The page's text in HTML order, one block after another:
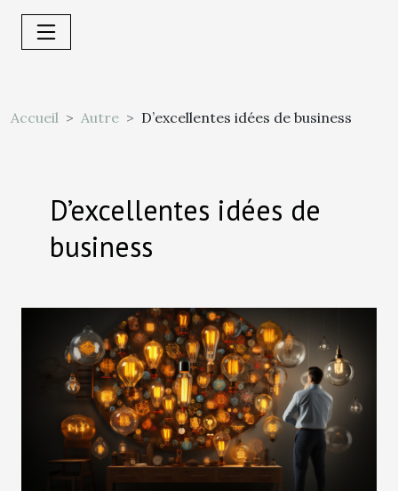
Accueil Autre D’excellentes idées de business
D’excellentes idées de
business